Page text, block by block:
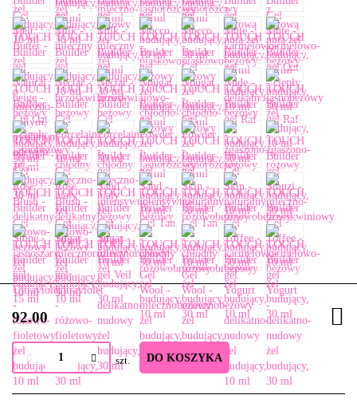
92.00
szt. DO KOSZYKA